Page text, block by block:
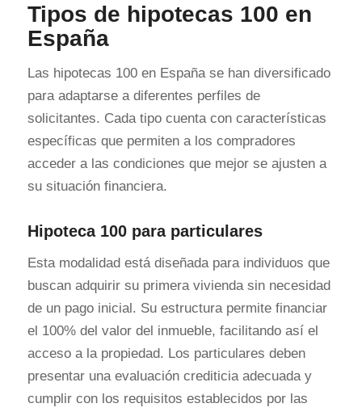
Tipos de hipotecas 100 en
España
Las hipotecas 100 en España se han diversificado
para adaptarse a diferentes perfiles de
solicitantes. Cada tipo cuenta con características
específicas que permiten a los compradores
acceder a las condiciones que mejor se ajusten a
su situación financiera.
Hipoteca 100 para particulares
Esta modalidad está diseñada para individuos que
buscan adquirir su primera vivienda sin necesidad
de un pago inicial. Su estructura permite financiar
el 100% del valor del inmueble, facilitando así el
acceso a la propiedad. Los particulares deben
presentar una evaluación crediticia adecuada y
cumplir con los requisitos establecidos por las